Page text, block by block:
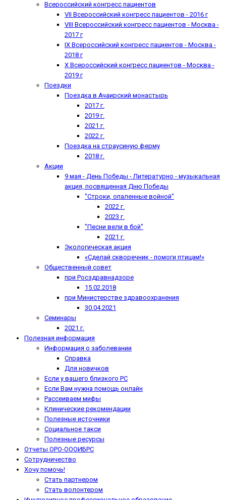
Всероссийский конгресс пациентов
VII Всероссийский конгресс пациентов - 2016 г
VIII Всероссийский конгресс пациентов - Москва -
2017 г
IX Всероссийский конгресс пациентов - Москва -
2018 г
X Всероссийский конгресс пациентов - Москва -
2019 г
Поездки
Поездка в Ачаирский монастырь
2017 г.
2019 г.
2021 г.
2022 г.
Поездка на страусиную ферму
2018 г.
Акции
9 мая - День Победы - Литературно - музыкальная
акция, посвященная Дню Победы
"Строки, опаленные войной"
2022 г.
2023 г.
"Песни вели в бой"
2021 г.
Экологическая акция
«Сделай скворечник - помоги птицам!»
Общественный совет
при Росздравнадзоре
15.02.2018
при Министерстве здравоохранения
30.04.2021
Семинары
2021 г.
Полезная информация
Информация о заболевании
Справка
Для новичков
Если у вашего близкого РС
Если Вам нужна помощь онлайн
Рассеиваем мифы
Клинические рекомендации
Полезные источники
Социальное такси
Полезные ресурсы
Отчеты ОРО-ОООИБРС
Сотрудничество
Хочу помочь!
Стать партнером
Стать волонтером